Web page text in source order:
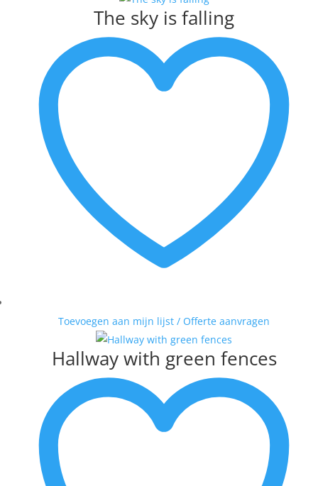
MATTIE SCHILDERS
MICHEL POORT
MILOU HONIG
MUNNIK
PETER BASTIAANSEN
PETER MEIJER
ROEL HOFMAN
RON VAN DE WERF
RONALD BOONACKER
S. PAULISSEN
SELWIN SENATORI
SJER JACOBS
SUSAN RUITER
VAN DAM
VAN DER MADE
WENDY BRAUCKMAN
WIL WILLEMSE
The sky is falling
Toevoegen aan mijn lijst / Offerte aanvragen
Hallway with green fences